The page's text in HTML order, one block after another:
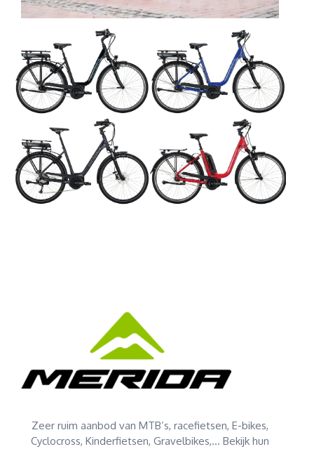
Zeer ruim aanbod van MTB’s, racefietsen, E-bikes,
Cyclocross, Kinderfietsen, Gravelbikes,… Bekijk hun